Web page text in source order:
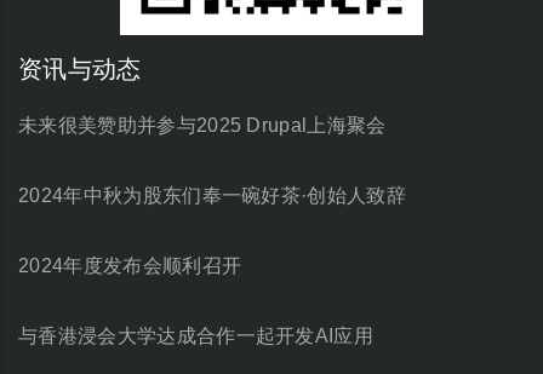
资讯与动态
未来很美赞助并参与2025 Drupal上海聚会
2024年中秋为股东们奉一碗好茶·创始人致辞
2024年度发布会顺利召开
与香港浸会大学达成合作一起开发AI应用